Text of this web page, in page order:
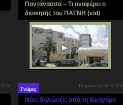
Παντάνασσα – Τι αναφέρει ο
διοικητής του ΠΑΓΝΗ (vid)
Γνώμες
Παρασκευή
Νέες δηλώσεις από τη δικηγόρο